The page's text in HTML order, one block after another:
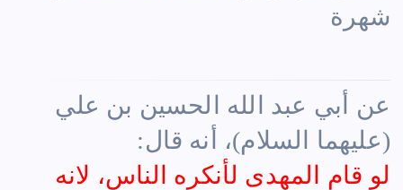
شهرة
عن
أبي عبد الله الحسين بن علي
(عليهما السلام)، أنه قال:
لو قام المهدى لأنكره الناس، لانه